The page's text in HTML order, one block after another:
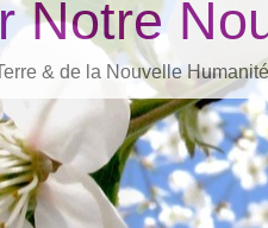
Notre
& de la Nouvelle Humanité